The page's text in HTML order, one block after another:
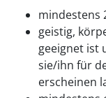
mindestens
geistig,
geeignet ist
sie/ihn für
erscheinen